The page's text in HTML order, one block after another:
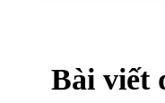
Bài viết